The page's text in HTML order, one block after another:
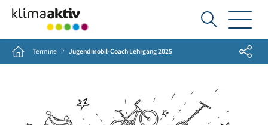
Ich
suche...
Home Termine Jugendmobil-Coach Lehrgang 2025 Share